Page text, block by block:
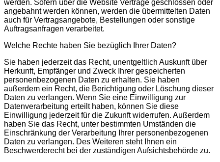
werden. Sofern über die Website Verträge geschlossen oder
angebahnt werden können, werden die übermittelten Daten
auch für Vertragsangebote, Bestellungen oder sonstige
Auftragsanfragen verarbeitet.
Welche Rechte haben Sie bezüglich Ihrer Daten?
Sie haben jederzeit das Recht, unentgeltlich Auskunft über
Herkunft, Empfänger und Zweck Ihrer gespeicherten
personenbezogenen Daten zu erhalten. Sie haben
außerdem ein Recht, die Berichtigung oder Löschung dieser
Daten zu verlangen. Wenn Sie eine Einwilligung zur
Datenverarbeitung erteilt haben, können Sie diese
Einwilligung jederzeit für die Zukunft widerrufen. Außerdem
haben Sie das Recht, unter bestimmten Umständen die
Einschränkung der Verarbeitung Ihrer personenbezogenen
Daten zu verlangen. Des Weiteren steht Ihnen ein
Beschwerderecht bei der zuständigen Aufsichtsbehörde zu.